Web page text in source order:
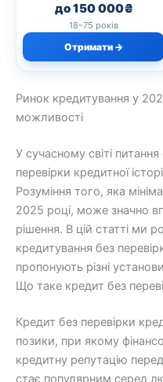
до 150 000₴
18–75 років
Отримати →
Ринок кредитування у
можливості
У сучасному світі
перевірки кредитної
Розуміння того, яка
2025 році, може значно
рішення. В цій статті ми
кредитування без
пропонують різні
Що таке кредит без
Кредит без перевірки
позики, при якому
кредитну репутацію
стає популярним серед